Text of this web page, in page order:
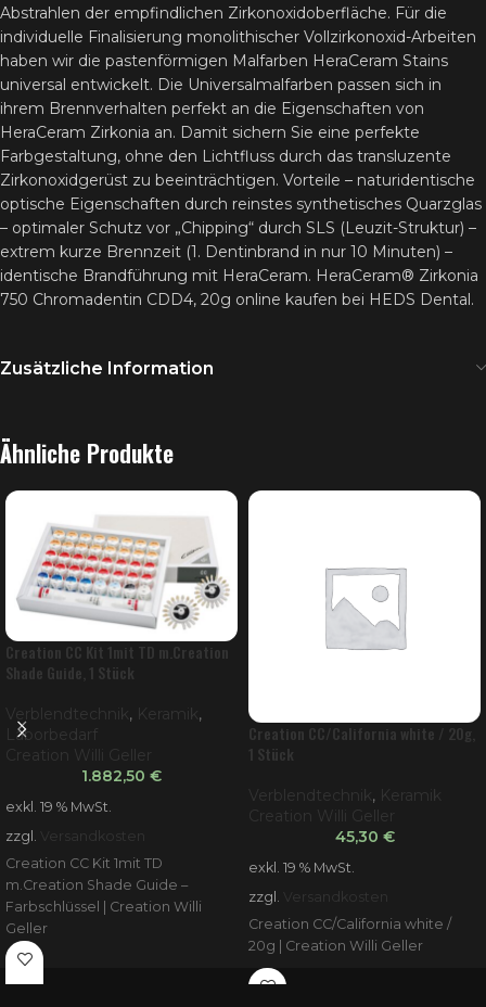
Abstrahlen der empfindlichen Zirkonoxidoberfläche. Für die
individuelle Finalisierung monolithischer Vollzirkonoxid-Arbeiten
haben wir die pastenförmigen Malfarben HeraCeram Stains
universal entwickelt. Die Universalmalfarben passen sich in
ihrem Brennverhalten perfekt an die Eigenschaften von
HeraCeram Zirkonia an. Damit sichern Sie eine perfekte
Farbgestaltung, ohne den Lichtfluss durch das transluzente
Zirkonoxidgerüst zu beeinträchtigen. Vorteile – naturidentische
optische Eigenschaften durch reinstes synthetisches Quarzglas
– optimaler Schutz vor „Chipping“ durch SLS (Leuzit-Struktur) –
extrem kurze Brennzeit (1. Dentinbrand in nur 10 Minuten) –
identische Brandführung mit HeraCeram. HeraCeram® Zirkonia
750 Chromadentin CDD4, 20g online kaufen bei HEDS Dental.
Zusätzliche Information
Ähnliche Produkte
Creation CC Kit 1mit TD m.Creation
Shade Guide, 1 Stück
Verblendtechnik , Keramik ,
Laborbedarf
Creation Willi Geller
1.882,50 €
exkl. 19 % MwSt.
zzgl.
Versandkosten
Creation CC Kit 1mit TD
m.Creation Shade Guide –
Farbschlüssel | Creation Willi
Geller
Creation CC/California white / 20g,
1 Stück
Verblendtechnik , Keramik
Creation Willi Geller
45,30 €
exkl. 19 % MwSt.
zzgl.
Versandkosten
Creation CC/California white /
20g | Creation Willi Geller